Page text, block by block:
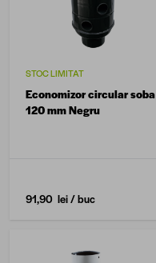
STOC LIMITAT
Economizor circular soba
120 mm Negru
91,90 lei/ buc